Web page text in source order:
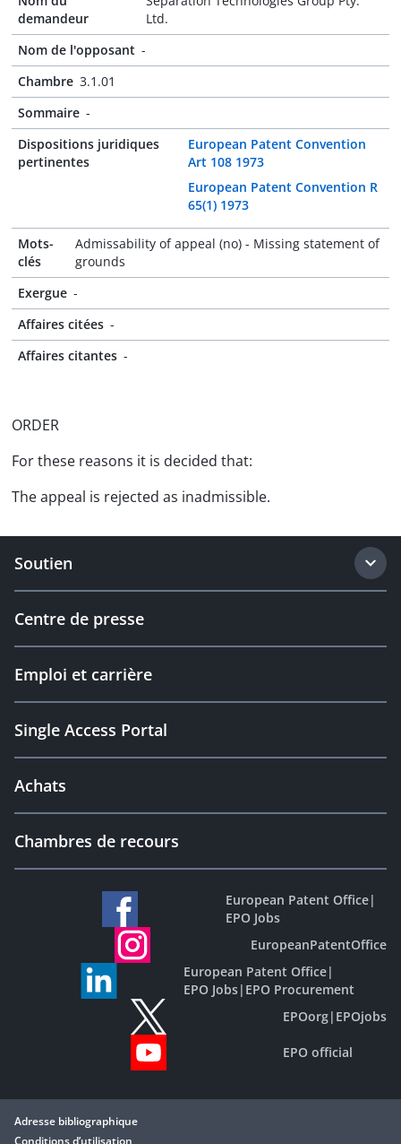
demandeur
Ltd.
Nom de l'opposant -
Chambre 3.1.01
Sommaire -
Dispositions juridiques
pertinentes
European Patent Convention
Art 108 1973
European Patent Convention R
65(1) 1973
Mots-
clés
Admissability of appeal (no) - Missing statement of
grounds
Exergue -
Affaires citées -
Affaires citantes -
ORDER
For these reasons it is decided that:
The appeal is rejected as inadmissible.
Soutien
Centre de presse
Emploi et carrière
Single Access Portal
Achats
Chambres de recours
European Patent Office|
EPO Jobs
EuropeanPatentOffice
European Patent Office|
EPO Jobs| EPO Procurement
EPOorg| EPOjobs
EPO official
Adresse bibliographique
Conditions d’utilisation